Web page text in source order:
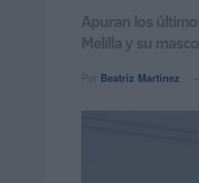
Apuran los
Melilla y su
Por Beatriz Martínez